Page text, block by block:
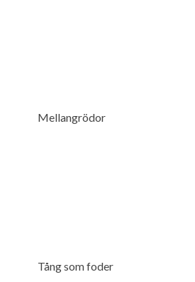
Mellangrödor
Tång som foder